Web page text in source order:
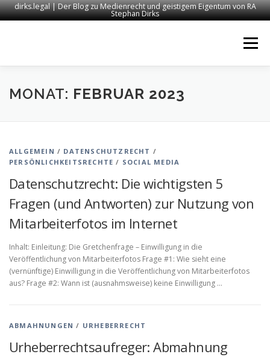
dirks.legal | Der Blog zu Medienrecht und geistigem Eigentum von RA
Stephan Dirks
Menü
START KONTAKT RECHTSANWALT DIRKS
MONAT: FEBRUAR 2023
ALLGEMEIN / DATENSCHUTZRECHT /
PERSÖNLICHKEITSRECHTE / SOCIAL MEDIA
Datenschutzrecht: Die wichtigsten 5
Fragen (und Antworten) zur Nutzung von
Mitarbeiterfotos im Internet
Inhalt: Einleitung: Die Gretchenfrage – Einwilligung in die
Veröffentlichung von Mitarbeiterfotos Frage #1: Wie sieht eine
(vernünftige) Einwilligung in die Veröffentlichung von Mitarbeiterfotos
aus? Frage #2: Wann ist (ausnahmsweise) keine Einwilligung …
ABMAHNUNGEN / URHEBERRECHT
Urheberrechtsaufreger: Abmahnung